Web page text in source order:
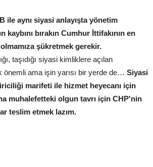
ile aynı siyasi anlayışta yönetim
kaybını bırakın Cumhur İttifakının en
şükretmek gerekir.
taşıdığı siyasi kimliklere açılan
önemli ama işin yarısı bir yerde de… Siyasi
marifeti ile hizmet heyecanı için
muhalefetteki olgun tavrı için CHP'nin
teslim etmek lazım.